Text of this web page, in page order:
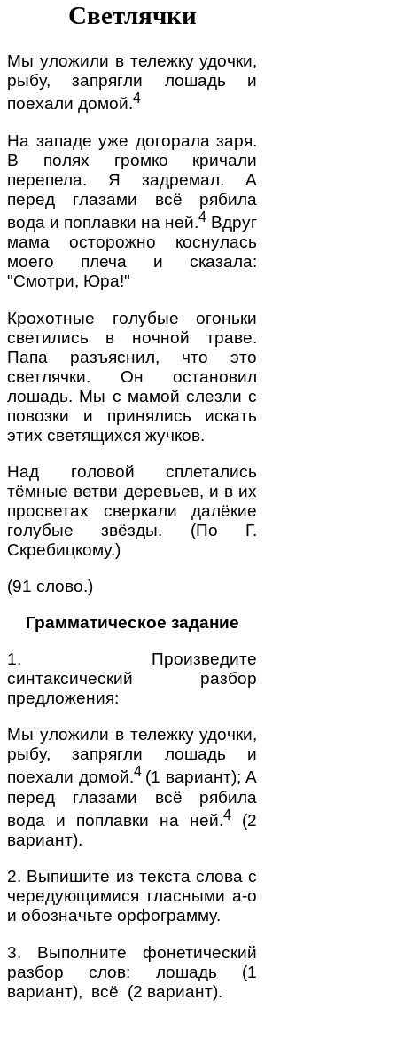
Светлячки
Мы уложили в тележку удочки,
рыбу, запрягли лошадь и
поехали домой.4
На западе уже догорала заря.
В полях громко кричали
перепела. Я задремал. А
перед глазами всё рябила
вода и поплавки на ней.4 Вдруг
мама осторожно коснулась
моего плеча и сказала:
"Смотри, Юра!"
Крохотные голубые огоньки
светились в ночной траве.
Папа разъяснил, что это
светлячки. Он остановил
лошадь. Мы с мамой слезли с
повозки и принялись искать
этих светящихся жучков.
Над головой сплетались
тёмные ветви деревьев, и в их
просветах сверкали далёкие
голубые звёзды. (По Г.
Скребицкому.)
(91 слово.)
Грамматическое задание
1. Произведите
синтаксический разбор
предложения:
Мы уложили в тележку удочки,
рыбу, запрягли лошадь и
поехали домой.4 (1 вариант); А
перед глазами всё рябила
вода и поплавки на ней.4
(2
вариант).
2. Выпишите из текста слова с
чередующимися гласными а-о
и обозначьте орфограмму.
3. Выполните фонетический
разбор слов: лошадь (1
вариант), всё (2 вариант).